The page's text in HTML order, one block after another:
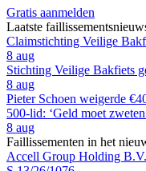
Gratis aanmelden
Laatste
Claimstichting Veilige
8 aug
Stichting Veilige Bakfiets
8 aug
Pieter Schoen weigerde
500-lid: ‘Geld moet
8 aug
Faillissementen in het
Accell Group Holding B.V.